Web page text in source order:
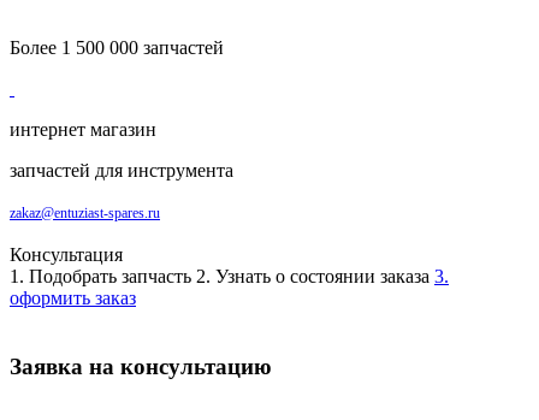
Более 1 500 000 запчастей
интернет магазин
запчастей для инструмента
zakaz@entuziast-spares.ru
Консультация
1. Подобрать запчасть 2. Узнать о состоянии заказа 3.
оформить заказ
Заявка на консультацию